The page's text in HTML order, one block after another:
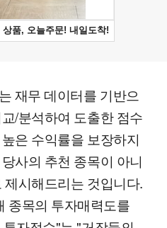
재무 데이터를 기반으
/분석하여 도출한 점수
은 수익률을 보장하지
사의 추천 종목이 아니
시해드리는 것입니다.
종목의 투자매력도를